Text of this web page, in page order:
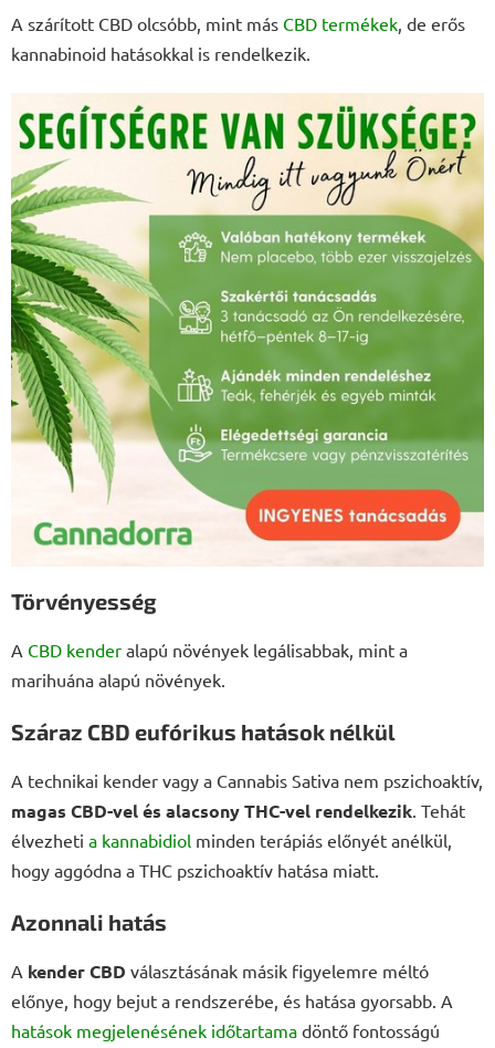
A szárított CBD olcsóbb, mint más CBD termékek, de erős
kannabinoid hatásokkal is rendelkezik.
Törvényesség
A CBD kender alapú növények legálisabbak, mint a
marihuána alapú növények.
Száraz CBD eufórikus hatások nélkül
A technikai kender vagy a Cannabis Sativa nem pszichoaktív,
magas CBD-vel és alacsony THC-vel rendelkezik. Tehát
élvezheti a kannabidiol minden terápiás előnyét anélkül,
hogy aggódna a THC pszichoaktív hatása miatt.
Azonnali hatás
A kender CBD választásának másik figyelemre méltó
előnye, hogy bejut a rendszerébe, és hatása gyorsabb. A
hatások megjelenésének időtartama döntő fontosságú